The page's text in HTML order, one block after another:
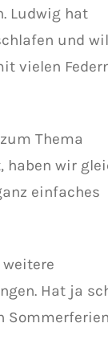
Ludwig hat
und
vielen
Thema
haben wir
einfaches
Hat ja
Sommerferien